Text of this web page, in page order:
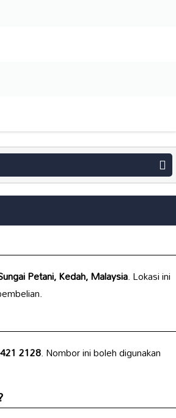
Petani, Kedah, Malaysia. Lokasi ini
2128. Nombor ini boleh digunakan